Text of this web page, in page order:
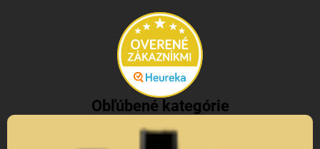
Obľúbené kategórie